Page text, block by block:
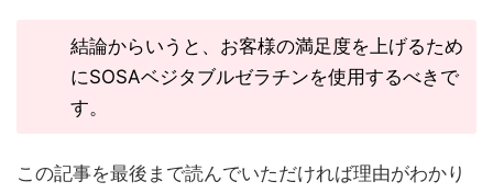
結論からいうと、お客様の満足度を上げるため
にSOSAベジタブルゼラチンを使用するべきで
す。
この記事を最後まで読んでいただければ理由がわかり